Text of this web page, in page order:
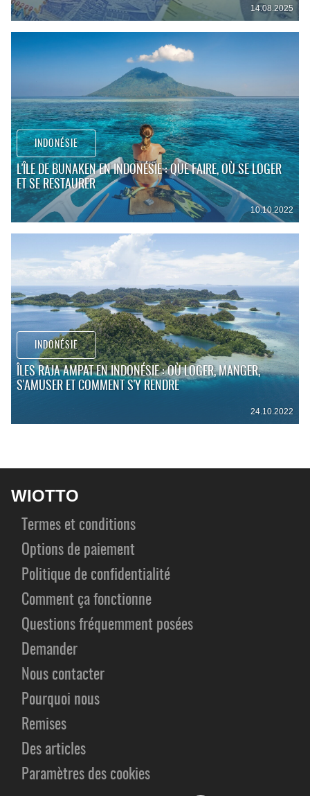
14.08.2025
INDONÉSIE
L'ÎLE DE BUNAKEN EN INDONÉSIE : QUE FAIRE, OÙ SE LOGER
ET SE RESTAURER
10.10.2022
INDONÉSIE
ÎLES RAJA AMPAT EN INDONÉSIE : OÙ LOGER, MANGER,
S'AMUSER ET COMMENT S'Y RENDRE
24.10.2022
WIOTTO
Termes et conditions
Options de paiement
Politique de confidentialité
Comment ça fonctionne
Questions fréquemment posées
Demander
Nous contacter
Pourquoi nous
Remises
Des articles
Paramètres des cookies